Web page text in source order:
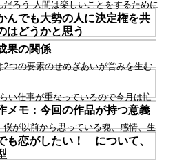
ろう 人間は楽しいことをするために
楽しさは人それぞれで、旅をするのが
なこと...
んでも大勢の人に決定権を共
はどうかと思う
勢の人に決定権を共有するのはどう
法則という、僕が信仰している法則が
よると...
果の関係
2つの要素のせめぎあいが営みを生む
関係性が比例するものだと人は思い込
が、...
い仕事が重なっているので今月は忙
メモ：今回の作品が持つ意義
僕が以前から思っている魂、感情、生
られた運命としての神。それらに対
釈の仕方を...
も恋がしたい！ について、